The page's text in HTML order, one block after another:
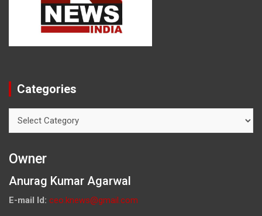
Categories
Owner
Anurag Kumar Agarwal
E-mail Id: ceo.knews@gmail.com